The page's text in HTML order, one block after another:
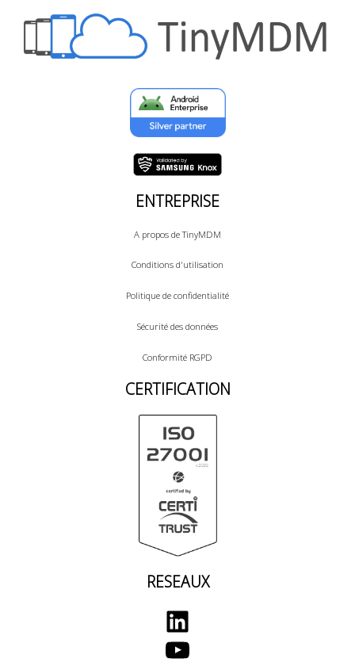
ENTREPRISE
A propos de TinyMDM
Conditions d'utilisation
Politique de confidentialité
Sécurité des données
Conformité RGPD
CERTIFICATION
RESEAUX
LinkedIn
YouTube